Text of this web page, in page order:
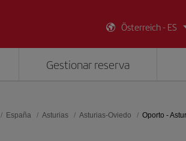
Österreich - ES
Gestionar reserva
España Asturias Asturias-Oviedo Oporto -